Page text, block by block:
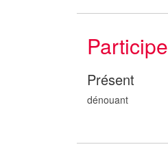
Participe
Présent
dénouant